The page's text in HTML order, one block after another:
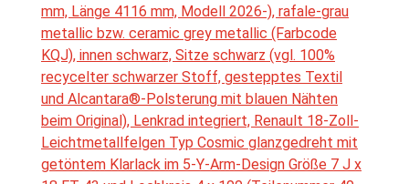
mm, Länge 4116 mm, Modell 2026-), rafale-grau
metallic bzw. ceramic grey metallic (Farbcode
KQJ), innen schwarz, Sitze schwarz (vgl. 100%
recycelter schwarzer Stoff, gestepptes Textil
und Alcantara®-Polsterung mit blauen Nähten
beim Original), Lenkrad integriert, Renault 18-Zoll-
Leichtmetallfelgen Typ Cosmic glanzgedreht mit
getöntem Klarlack im 5-Y-Arm-Design Größe 7 J x